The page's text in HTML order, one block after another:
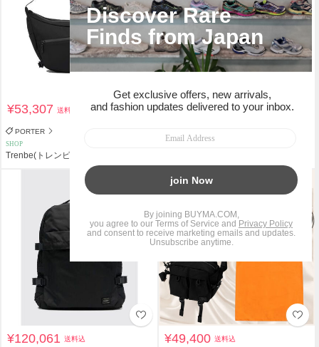
¥53,307送料込
PORTER
SHOP
Trenbe(トレンビ)
¥63,561送料込
¥120,061送料込 ¥49,400送料込